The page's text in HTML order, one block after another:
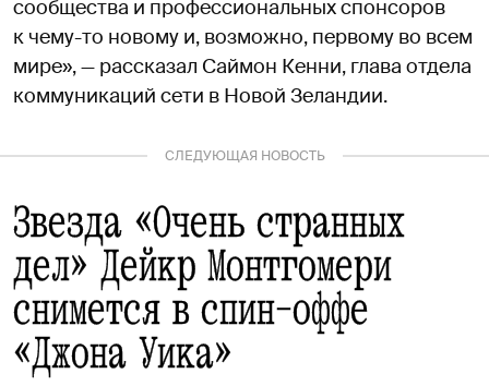
сообщества и профессиональных спонсоров
к чему-то новому и, возможно, первому во всем
мире», — рассказал Саймон Кенни, глава отдела
коммуникаций сети в Новой Зеландии.
СЛЕДУЮЩАЯ НОВОСТЬ
Звезда «Очень странных
дел» Дейкр Монтгомери
снимется в спин-оффе
«Джона Уика»